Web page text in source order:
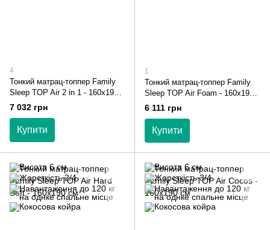
4
Тонкий матрац-топпер Family
Sleep TOP Air 2 in 1 - 160х190
см
7 032 грн
Купити
1
Тонкий матрац-топпер Family
Sleep TOP Air Foam - 160х190
см
6 111 грн
Купити